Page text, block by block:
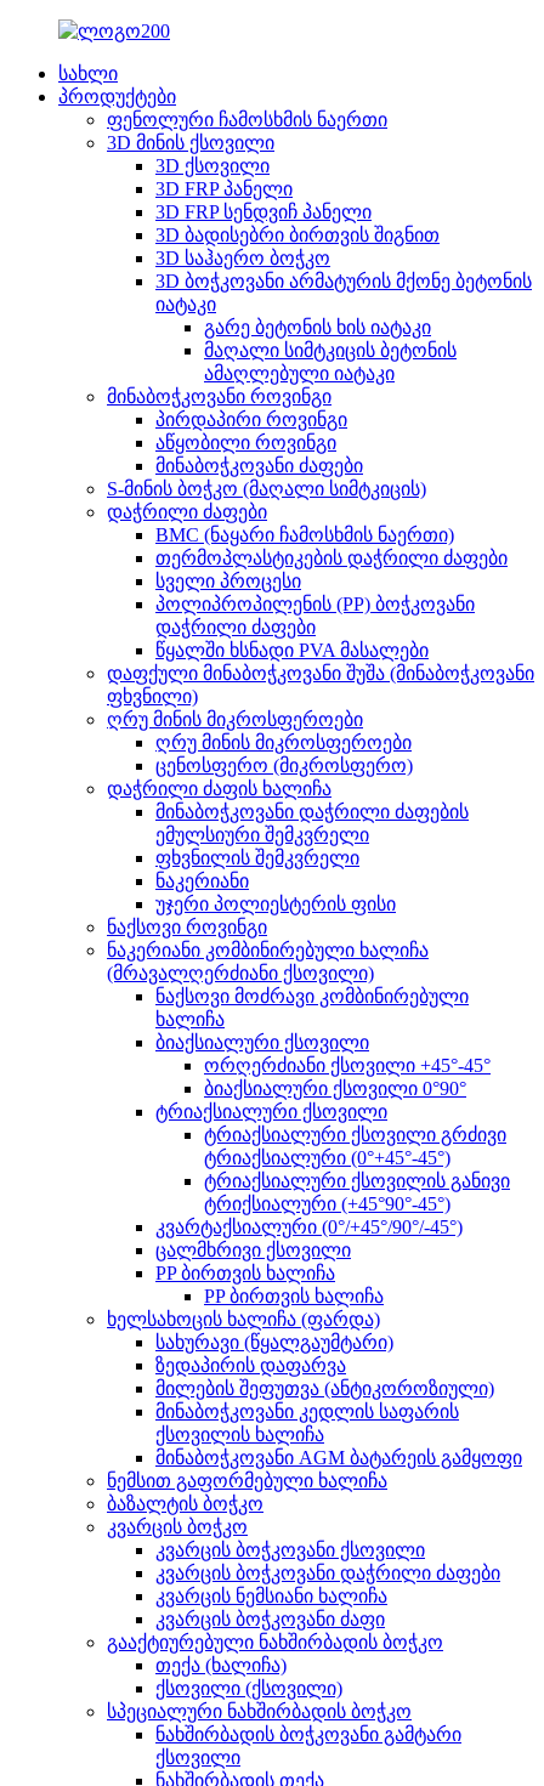
სახლი
პროდუქტები
ფენოლური ჩამოსხმის ნაერთი
3D მინის ქსოვილი
3D ქსოვილი
3D FRP პანელი
3D FRP სენდვიჩ პანელი
3D ბადისებრი ბირთვის შიგნით
3D საჰაერო ბოჭკო
3D ბოჭკოვანი არმატურის მქონე ბეტონის
იატაკი
გარე ბეტონის ხის იატაკი
მაღალი სიმტკიცის ბეტონის
ამაღლებული იატაკი
მინაბოჭკოვანი როვინგი
პირდაპირი როვინგი
აწყობილი როვინგი
მინაბოჭკოვანი ძაფები
S-მინის ბოჭკო (მაღალი სიმტკიცის)
დაჭრილი ძაფები
BMC (ნაყარი ჩამოსხმის ნაერთი)
თერმოპლასტიკების დაჭრილი ძაფები
სველი პროცესი
პოლიპროპილენის (PP) ბოჭკოვანი
დაჭრილი ძაფები
წყალში ხსნადი PVA მასალები
დაფქული მინაბოჭკოვანი შუშა (მინაბოჭკოვანი
ფხვნილი)
ღრუ მინის მიკროსფეროები
ღრუ მინის მიკროსფეროები
ცენოსფერო (მიკროსფერო)
დაჭრილი ძაფის ხალიჩა
მინაბოჭკოვანი დაჭრილი ძაფების
ემულსიური შემკვრელი
ფხვნილის შემკვრელი
ნაკერიანი
უჯერი პოლიესტერის ფისი
ნაქსოვი როვინგი
ნაკერიანი კომბინირებული ხალიჩა
(მრავალღერძიანი ქსოვილი)
ნაქსოვი მოძრავი კომბინირებული
ხალიჩა
ბიაქსიალური ქსოვილი
ორღერძიანი ქსოვილი +45°-45°
ბიაქსიალური ქსოვილი 0°90°
ტრიაქსიალური ქსოვილი
ტრიაქსიალური ქსოვილი გრძივი
ტრიაქსიალური (0°+45°-45°)
ტრიაქსიალური ქსოვილის განივი
ტრიქსიალური (+45°90°-45°)
კვარტაქსიალური (0°/+45°/90°/-45°)
ცალმხრივი ქსოვილი
PP ბირთვის ხალიჩა
PP ბირთვის ხალიჩა
ხელსახოცის ხალიჩა (ფარდა)
სახურავი (წყალგაუმტარი)
ზედაპირის დაფარვა
მილების შეფუთვა (ანტიკოროზიული)
მინაბოჭკოვანი კედლის საფარის
ქსოვილის ხალიჩა
მინაბოჭკოვანი AGM ბატარეის გამყოფი
ნემსით გაფორმებული ხალიჩა
ბაზალტის ბოჭკო
კვარცის ბოჭკო
კვარცის ბოჭკოვანი ქსოვილი
კვარცის ბოჭკოვანი დაჭრილი ძაფები
კვარცის ნემსიანი ხალიჩა
კვარცის ბოჭკოვანი ძაფი
გააქტიურებული ნახშირბადის ბოჭკო
თექა (ხალიჩა)
ქსოვილი (ქსოვილი)
სპეციალური ნახშირბადის ბოჭკო
ნახშირბადის ბოჭკოვანი გამტარი
ქსოვილი
ნახშირბადის თექა